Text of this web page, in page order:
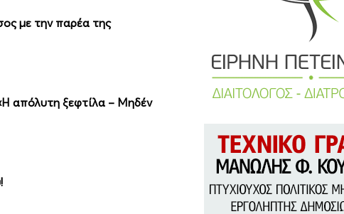
με την παρέα της
απόλυτη ξεφτίλα – Μηδέν